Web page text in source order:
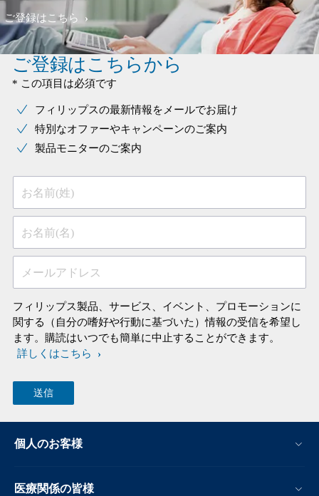
ご登録はこちら
ご登録はこちらから
* この項目は必須です
フィリップスの最新情報をメールでお届け
特別なオファーやキャンペーンのご案内
製品モニターのご案内
お名前(姓)
お名前(名)
メールアドレス
フィリップス製品、サービス、イベント、プロモーションに
関する（自分の嗜好や行動に基づいた）情報の受信を希望し
ます。購読はいつでも簡単に中止することができます。
詳しくはこちら
個人のお客様
医療関係の皆様